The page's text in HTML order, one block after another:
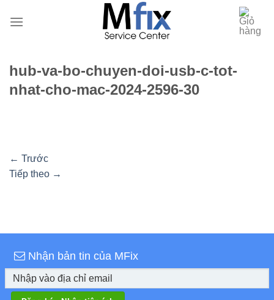
qua
hub-va-bo-chuyen-doi-usb-c-tot-
nhat-cho-mac-2024-2596-30
← Trước
Tiếp theo →
Nhận bản tin của MFix